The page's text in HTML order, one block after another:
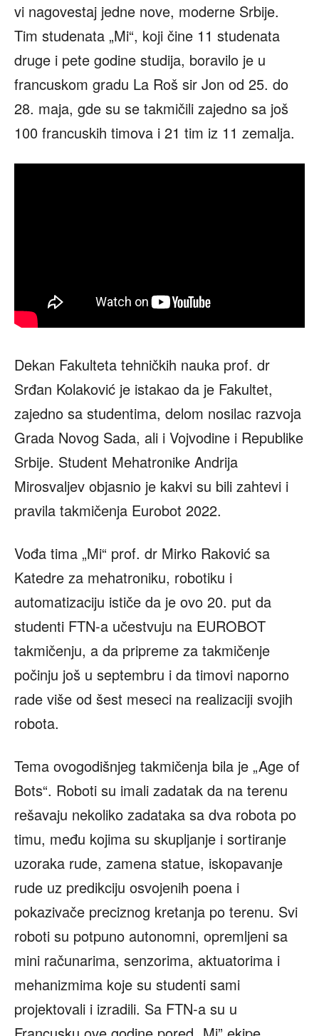
vi nagovestaj jedne nove, moderne Srbije.
Tim studenata „Mi“, koji čine 11 studenata
druge i pete godine studija, boravilo je u
francuskom gradu La Roš sir Jon od 25. do
28. maja, gde su se takmičili zajedno sa još
100 francuskih timova i 21 tim iz 11 zemalja.
Dekan Fakulteta tehničkih nauka prof. dr
Srđan Kolaković je istakao da je Fakultet,
zajedno sa studentima, delom nosilac razvoja
Grada Novog Sada, ali i Vojvodine i Republike
Srbije. Student Mehatronike Andrija
Mirosvaljev objasnio je kakvi su bili zahtevi i
pravila takmičenja Eurobot 2022.
Vođa tima „Mi“ prof. dr Mirko Raković sa
Katedre za mehatroniku, robotiku i
automatizaciju ističe da je ovo 20. put da
studenti FTN-a učestvuju na EUROBOT
takmičenju, a da pripreme za takmičenje
počinju još u septembru i da timovi naporno
rade više od šest meseci na realizaciji svojih
robota.
Tema ovogodišnjeg takmičenja bila je „Age of
Bots“. Roboti su imali zadatak da na terenu
rešavaju nekoliko zadataka sa dva robota po
timu, među kojima su skupljanje i sortiranje
uzoraka rude, zamena statue, iskopavanje
rude uz predikciju osvojenih poena i
pokazivače preciznog kretanja po terenu. Svi
roboti su potpuno autonomni, opremljeni sa
mini računarima, senzorima, aktuatorima i
mehanizmima koje su studenti sami
projektovali i izradili. Sa FTN-a su u